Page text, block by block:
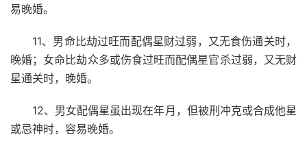
易晚婚。
11、男命比劫过旺而配偶星财过弱，又无食伤通关时，
晚婚；女命比劫众多或伤食过旺而配偶星官杀过弱，又无财
星通关时，晚婚。
12、男女配偶星虽出现在年月，但被刑冲克或合成他星
或忌神时，容易晚婚。